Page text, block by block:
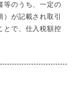
等のうち、一定の
が記載され取引
とで、仕入税額控